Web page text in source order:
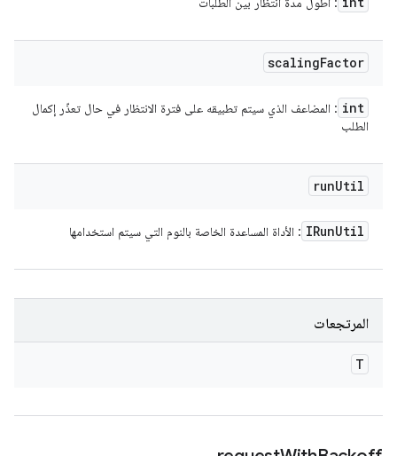
scalingFactor
int : المضاعف الذي سيتم تطبيقه على فترة الانتظار في حال تعذّر إكمال
الطلب
runUtil
IRunUtil : الأداة المساعدة الخاصة بالنوم التي سيتم استخدامها
المرتجعات
T